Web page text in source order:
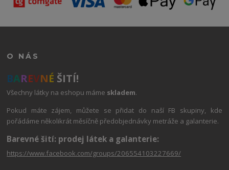
O NÁS
BAREVNÉ ŠITÍ!
Všechny látky na eshopu máme skladem.
Pokud máte zájem, můžete se přidat do naší FB skupiny, kde
pořádáme několikrát měsíčně předobjednávky metráže a galanterie.
Barevné šití: prodej látek a galanterie:
https://www.facebook.com/groups/206554103227669/